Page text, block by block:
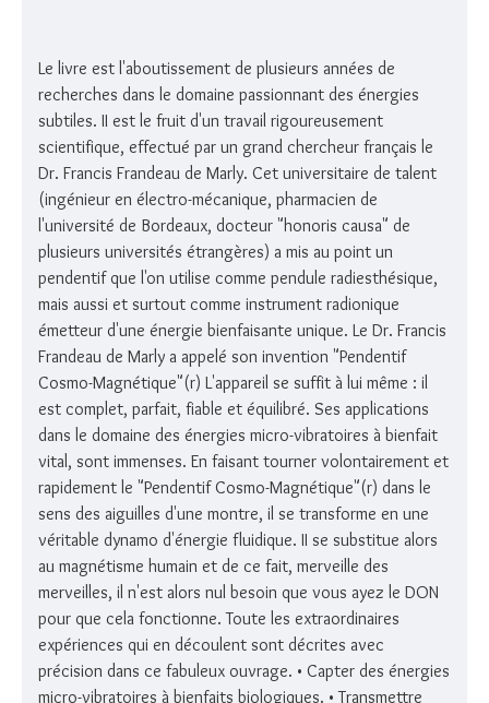
Le livre est l'aboutissement de plusieurs années de
recherches dans le domaine passionnant des énergies
subtiles. II est le fruit d'un travail rigoureusement
scientifique, effectué par un grand chercheur français le
Dr. Francis Frandeau de Marly. Cet universitaire de talent
(ingénieur en électro-mécanique, pharmacien de
l'université de Bordeaux, docteur "honoris causa" de
plusieurs universités étrangères) a mis au point un
pendentif que l'on utilise comme pendule radiesthésique,
mais aussi et surtout comme instrument radionique
émetteur d'une énergie bienfaisante unique. Le Dr. Francis
Frandeau de Marly a appelé son invention "Pendentif
Cosmo-Magnétique"(r) L'appareil se suffit à lui même : il
est complet, parfait, fiable et équilibré. Ses applications
dans le domaine des énergies micro-vibratoires à bienfait
vital, sont immenses. En faisant tourner volontairement et
rapidement le "Pendentif Cosmo-Magnétique"(r) dans le
sens des aiguilles d'une montre, il se transforme en une
véritable dynamo d'énergie fluidique. II se substitue alors
au magnétisme humain et de ce fait, merveille des
merveilles, il n'est alors nul besoin que vous ayez le DON
pour que cela fonctionne. Toute les extraordinaires
expériences qui en découlent sont décrites avec
précision dans ce fabuleux ouvrage. • Capter des énergies
micro-vibratoires à bienfaits biologiques. • Transmettre